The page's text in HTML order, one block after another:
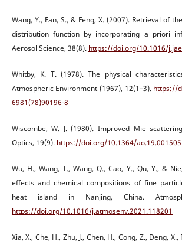
Wang, Y., Fan, S., & Feng, X. (2007). Retrieval of
distribution function by incorporating a priori
Aerosol Science, 38(8). https://doi.org/10.1016/
Whitby, K. T. (1978). The physical
Atmospheric Environment (1967), 12(1–3). https://
6981(78)90196-8
Wiscombe, W. J. (1980). Improved Mie
Optics, 19(9). https://doi.org/10.1364/ao.19.001505
Wu, H., Wang, T., Wang, Q., Cao, Y., Qu, Y., &
effects and chemical compositions of fine
heat island in Nanjing, China.
https://doi.org/10.1016/j.atmosenv.2021.118201
Xia, X., Che, H., Zhu, J., Chen, H., Cong, Z., Deng, X.,